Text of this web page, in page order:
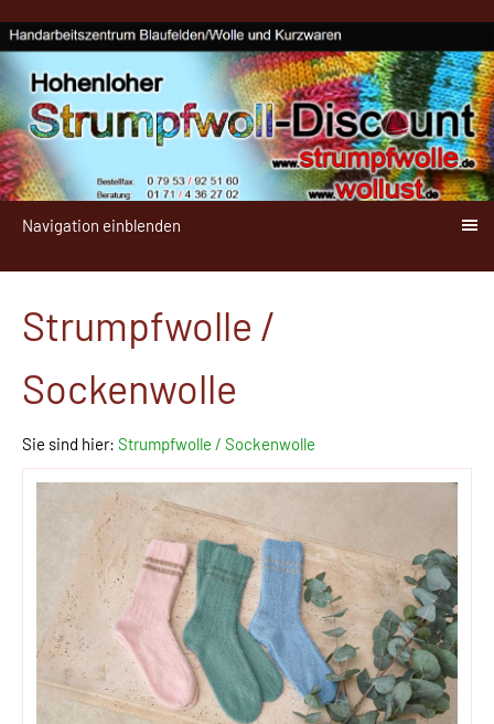
Navigation einblenden
Strumpfwolle /
Sockenwolle
Sie sind hier: Strumpfwolle / Sockenwolle